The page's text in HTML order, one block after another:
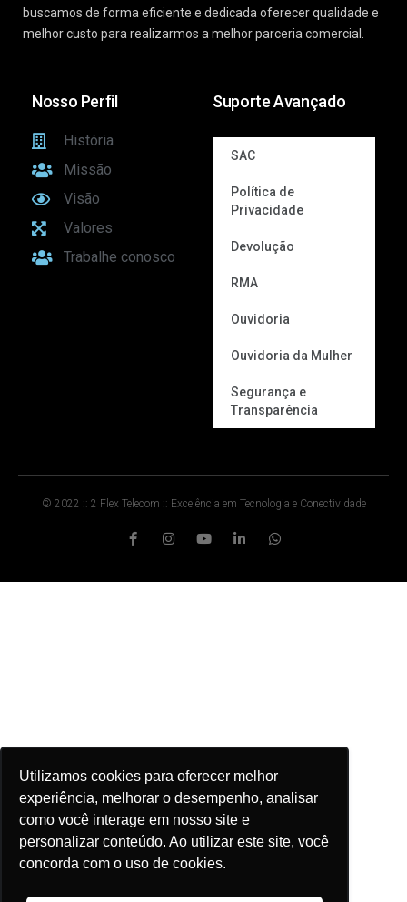
Utilizamos cookies para oferecer melhor
experiência, melhorar o desempenho, analisar
como você interage em nosso site e
personalizar conteúdo. Ao utilizar este site, você
concorda com o uso de cookies.
buscamos de forma eficiente e dedicada oferecer qualidade e
melhor custo para realizarmos a melhor parceria comercial.
Nosso Perfil
História
Missão
Visão
Valores
Trabalhe conosco
Suporte Avançado
SAC
Política de
Privacidade
Devolução
RMA
Ouvidoria
Ouvidoria da Mulher
Segurança e
Transparência
© 2022 :: 2 Flex Telecom :: Excelência em Tecnologia e Conectividade